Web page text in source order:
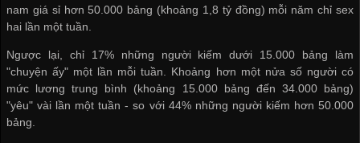
nam giá sỉhơn 50.000 bảng (khoảng 1,8 tỷ đồng) mỗi năm chỉ sex
hai lần một tuần.
Ngược lại, chỉ 17% những người kiếm dưới 15.000 bảng làm
"chuyện ấy" một lần mỗi tuần. Khoảng hơn một nửa số người có
mức lương trung bình (khoảng 15.000 bảng đến 34.000 bảng)
"yêu" vài lần một tuần - so với 44% những người kiếm hơn 50.000
bảng.